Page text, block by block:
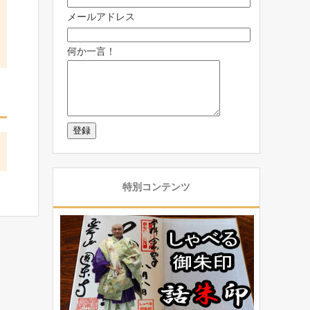
メールアドレス
何か一言！
特別コンテンツ